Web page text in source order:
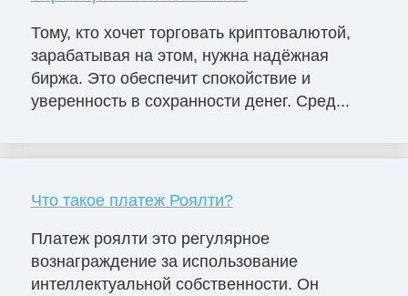
Тому, кто хочет торговать криптовалютой,
зарабатывая на этом, нужна надёжная
биржа. Это обеспечит спокойствие и
уверенность в сохранности денег. Сред...
Что такое платеж Роялти?
Платеж роялти это регулярное
вознаграждение за использование
интеллектуальной собственности. Он